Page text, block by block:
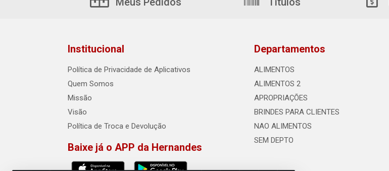
Institucional
Política de Privacidade de Aplicativos
Quem Somos
Missão
Visão
Política de Troca e Devolução
Baixe já o APP da Hernandes
Departamentos
ALIMENTOS
ALIMENTOS 2
APROPRIAÇÕES
BRINDES PARA CLIENTES
NAO ALIMENTOS
SEM DEPTO